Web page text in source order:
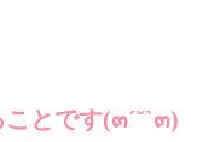
とです(๓´˘`๓)